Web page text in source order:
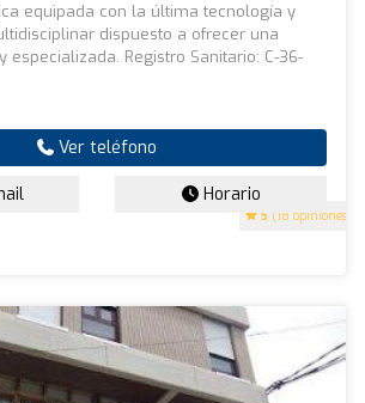
5 (18 opiniones)
equipada con la última tecnología y
dispuesto a ofrecer una
especializada. Registro Sanitario: C-36-
Ver teléfono
Horario